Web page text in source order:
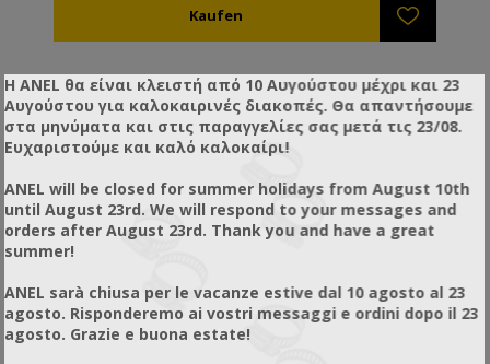
Η ANEL θα είναι κλειστή από 10 Αυγούστου μέχρι και 23
Αυγούστου για καλοκαιρινές διακοπές. Θα απαντήσουμε
στα μηνύματα και στις παραγγελίες σας μετά τις 23/08.
Ευχαριστούμε και καλό καλοκαίρι!
ANEL will be closed for summer holidays from August 10th
until August 23rd. We will respond to your messages and
orders after August 23rd. Thank you and have a great
summer!
ANEL sarà chiusa per le vacanze estive dal 10 agosto al 23
agosto. Risponderemo ai vostri messaggi e ordini dopo il 23
agosto. Grazie e buona estate!